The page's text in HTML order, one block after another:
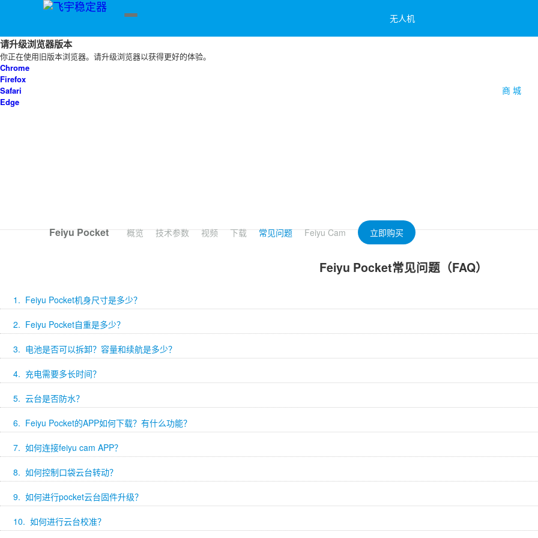
无人机
商 城
飞宇蝎子Mini 3手机版 飞宇VB 4 飞宇蝎子-Mini P Vimble 3 SE
飞宇蝎子-C 2 飞宇蝎子3 飞宇蝎子Mini 3 Pro 飞宇蝎子-Mini 2
Feiyu Pocket 3 Feiyu Pocket 2S Feiyu Pocket 2 Feiyu Pocket
请升级浏览器版本
你正在使用旧版本浏览器。请升级浏览器以获得更好的体验。
Chrome
Firefox
Safari
Edge
Feiyu Pocket 概览 技术参数 视频 下载 常见问题 Feiyu Cam 立即购买
Feiyu Pocket常见问题（FAQ）
1. Feiyu Pocket机身尺寸是多少？
2. Feiyu Pocket自重是多少？
3. 电池是否可以拆卸？容量和续航是多少？
4. 充电需要多长时间？
5. 云台是否防水？
6. Feiyu Pocket的APP如何下载？有什么功能？
7. 如何连接feiyu cam APP？
8. 如何控制口袋云台转动？
9. 如何进行pocket云台固件升级？
10. 如何进行云台校准？